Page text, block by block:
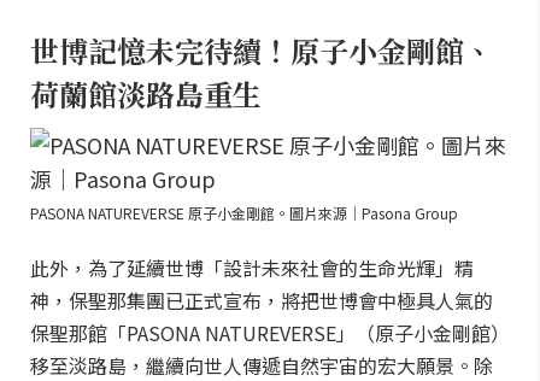
世博記憶未完待續！原子小金剛館、
荷蘭館淡路島重生
PASONA NATUREVERSE 原子小金剛館。圖片來源｜Pasona Group
此外，為了延續世博「設計未來社會的生命光輝」精
神，保聖那集團已正式宣布，將把世博會中極具人氣的
保聖那館「PASONA NATUREVERSE」（原子小金剛館）
移至淡路島，繼續向世人傳遞自然宇宙的宏大願景。除